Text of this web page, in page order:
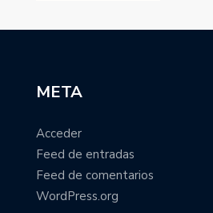
META
Acceder
Feed de entradas
Feed de comentarios
WordPress.org